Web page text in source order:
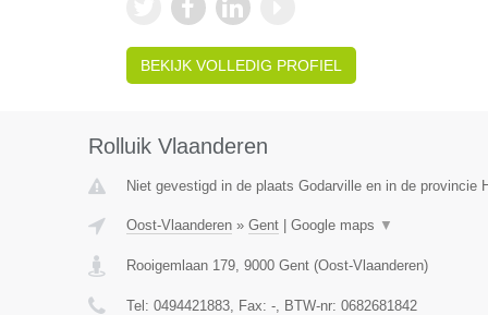
BEKIJK VOLLEDIG PROFIEL
Rolluik Vlaanderen
Niet gevestigd in de plaats Godarville en in de provincie
Oost-Vlaanderen» Gent| Google maps ▼
Rooigemlaan 179, 9000 Gent(Oost-Vlaanderen)
Tel: 0494421883, Fax: -, BTW-nr: 0682681842